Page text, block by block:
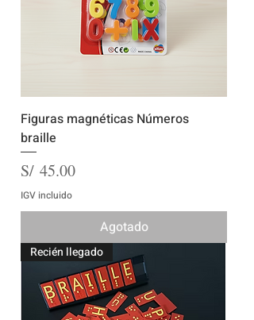
Figuras magnéticas Números
braille
Precio
S/ 45.00
IGV incluido
Agotado
Recién llegado